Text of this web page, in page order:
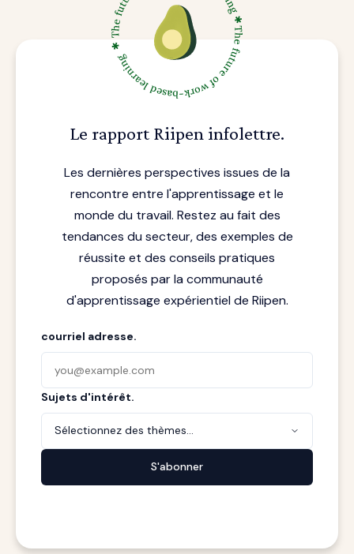
Le rapport Riipen infolettre.
Les dernières perspectives issues de la
rencontre entre l'apprentissage et le
monde du travail. Restez au fait des
tendances du secteur, des exemples de
réussite et des conseils pratiques
proposés par la communauté
d'apprentissage expérientiel de Riipen.
courriel adresse.
Sujets d'intérêt.
Sélectionnez des thèmes...
S'abonner